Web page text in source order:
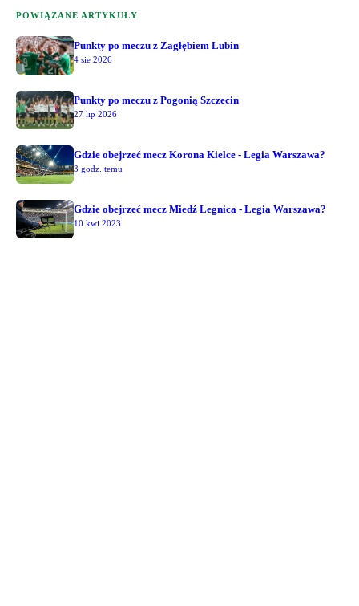
POWIĄZANE ARTYKUŁY
Punkty po meczu z Zagłębiem Lubin
4 sie 2026
Punkty po meczu z Pogonią Szczecin
27 lip 2026
Gdzie obejrzeć mecz Korona Kielce - Legia Warszawa?
3 godz. temu
Gdzie obejrzeć mecz Miedź Legnica - Legia Warszawa?
10 kwi 2023